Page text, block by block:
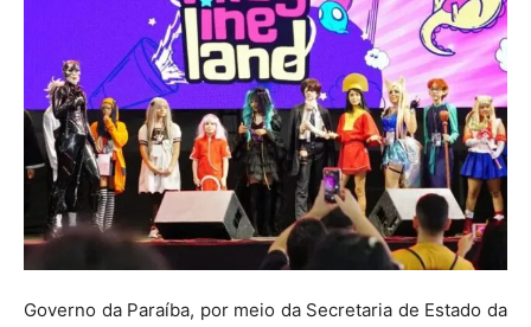
Governo da Paraíba, por meio da Secretaria de Estado da